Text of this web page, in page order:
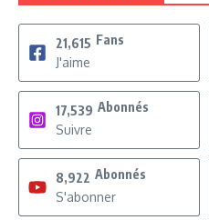
21,615 Fans
J'aime
17,539 Abonnés
Suivre
8,922 Abonnés
S'abonner